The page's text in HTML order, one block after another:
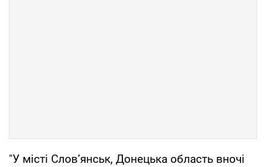
"У місті Словʼянськ, Донецька область вночі